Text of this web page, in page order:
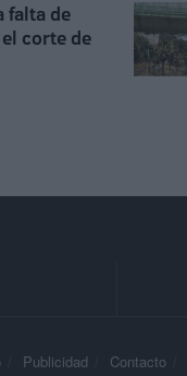
falta de
corte de
Publicidad Contacto